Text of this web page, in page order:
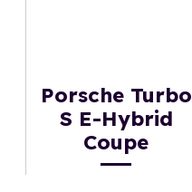
Porsche Turbo
S E-Hybrid
Coupe